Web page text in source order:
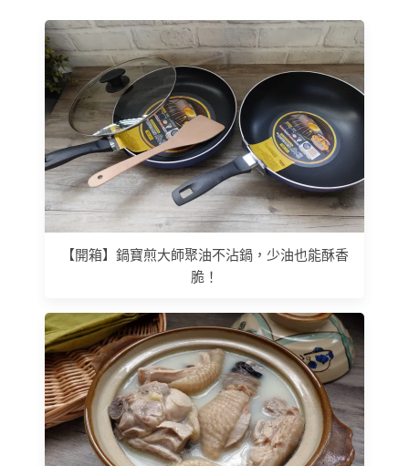
【開箱】鍋寶煎大師聚油不沾鍋，少油也能酥香
脆！